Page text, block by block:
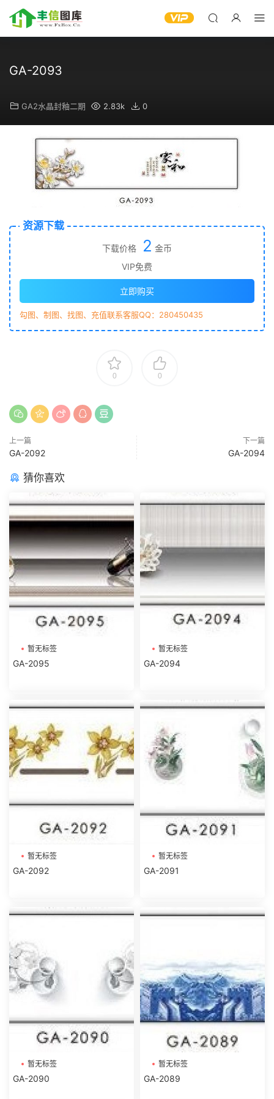
GA-2093
GA2水晶封釉二期 2.83k 0
资源下载
下载价格 2 金币
VIP免费
立即购买
勾图、制图、找图、充值联系客服QQ：280450435
0 0
上一篇
GA-2092
下一篇
GA-2094
猜你喜欢
暂无标签
GA-2095
暂无标签
GA-2094
暂无标签
GA-2092
暂无标签
GA-2091
暂无标签
GA-2090
暂无标签
GA-2089